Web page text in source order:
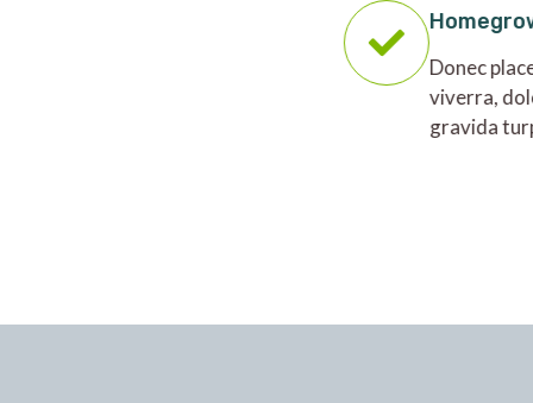
Donec
viverra,
gravida